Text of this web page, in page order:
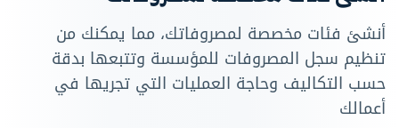
أنشئ فئات مخصصة لمصروفاتك، مما يمكنك من
تنظيم سجل المصروفات للمؤسسة وتتبعها بدقة
حسب التكاليف وحاجة العمليات التي تجريها في
أعمالك